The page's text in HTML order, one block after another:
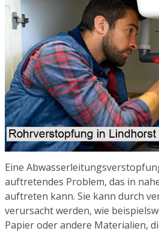
Eine
auftretendes Problem, das in
auftreten kann. Sie kann durch
verursacht werden, wie
Papier oder andere Materialien,